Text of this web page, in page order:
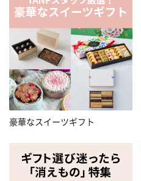
豪華なスイーツギフト